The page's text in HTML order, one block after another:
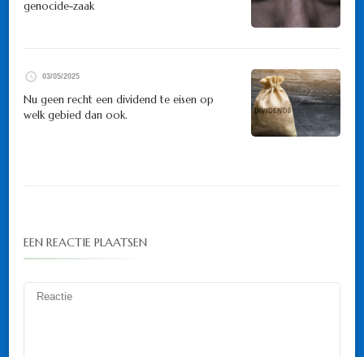
genocide-zaak
03/05/2025
Nu geen recht een dividend te eisen op
welk gebied dan ook.
EEN REACTIE PLAATSEN